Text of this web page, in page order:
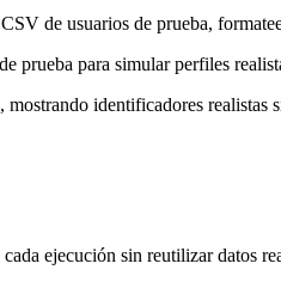
de usuarios de prueba,
prueba para simular perfiles
identificadores realistas
ejecución sin reutilizar datos